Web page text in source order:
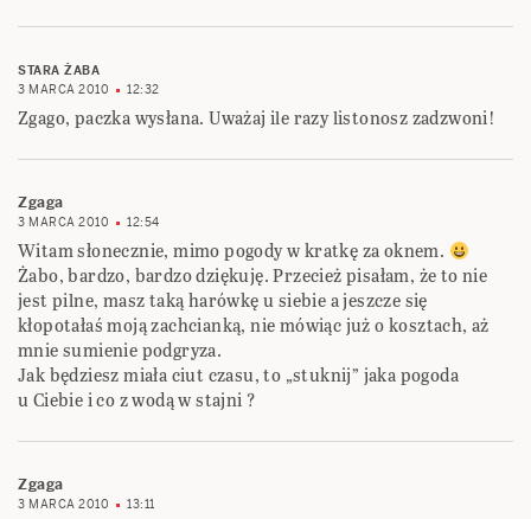
STARA ŻABA
3 MARCA 2010
12:32
Zgago, paczka wysłana. Uważaj ile razy listonosz zadzwoni!
Zgaga
3 MARCA 2010 12:54
Witam słonecznie, mimo pogody w kratkę za oknem.
Żabo, bardzo, bardzo dziękuję. Przecież pisałam, że to nie
jest pilne, masz taką harówkę u siebie a jeszcze się
kłopotałaś moją zachcianką, nie mówiąc już o kosztach, aż
mnie sumienie podgryza.
Jak będziesz miała ciut czasu, to „stuknij” jaka pogoda
u Ciebie i co z wodą w stajni ?
Zgaga
3 MARCA 2010 13:11